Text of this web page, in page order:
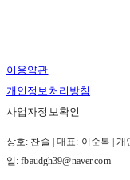
이용약관
개인정보처리방침
사업자정보확인
상호: 찬슬 | 대표: 이순복 | 개
일: fbaudgh39@naver.com